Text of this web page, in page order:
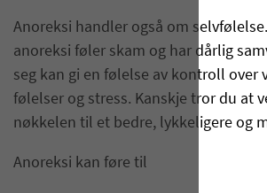
Anoreksi handler også om
anoreksi føler skam og har dårlig
seg kan gi en følelse av kontroll over
følelser og stress. Kanskje tror du at
nøkkelen til et bedre, lykkeligere og
Anoreksi kan føre til